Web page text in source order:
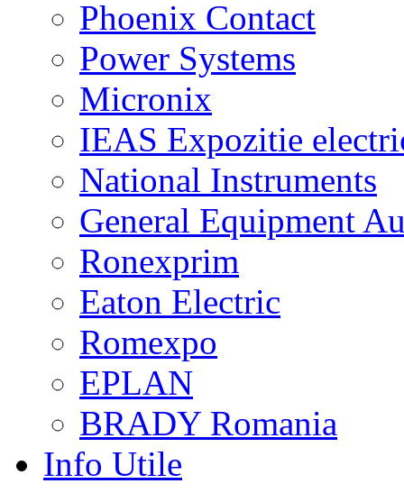
Phoenix Contact
Power Systems
Micronix
IEAS Expozitie
National Instruments
General Equipment
Ronexprim
Eaton Electric
Romexpo
EPLAN
BRADY Romania
Info Utile